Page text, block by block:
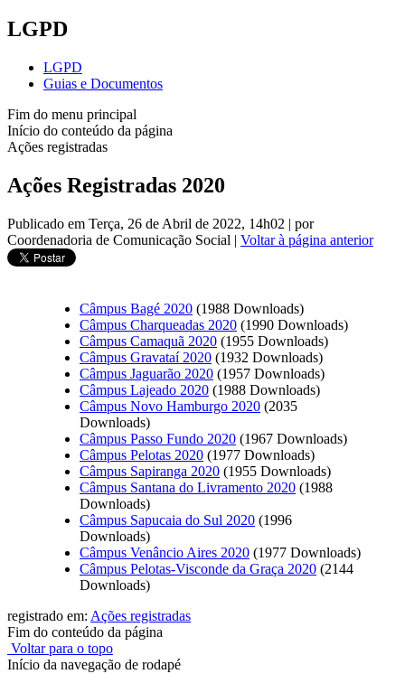
LGPD
LGPD
Guias e Documentos
Fim do menu principal
Início do conteúdo da página
Ações registradas
Ações Registradas 2020
Publicado em Terça, 26 de Abril de 2022, 14h02 | por
Coordenadoria de Comunicação Social | Voltar à página anterior
Câmpus Bagé 2020 (1988 Downloads)
Câmpus Charqueadas 2020 (1990 Downloads)
Câmpus Camaquã 2020 (1955 Downloads)
Câmpus Gravataí 2020 (1932 Downloads)
Câmpus Jaguarão 2020 (1957 Downloads)
Câmpus Lajeado 2020 (1988 Downloads)
Câmpus Novo Hamburgo 2020 (2035
Downloads)
Câmpus Passo Fundo 2020 (1967 Downloads)
Câmpus Pelotas 2020 (1977 Downloads)
Câmpus Sapiranga 2020 (1955 Downloads)
Câmpus Santana do Livramento 2020 (1988
Downloads)
Câmpus Sapucaia do Sul 2020 (1996
Downloads)
Câmpus Venâncio Aires 2020 (1977 Downloads)
Câmpus Pelotas-Visconde da Graça 2020 (2144
Downloads)
registrado em: Ações registradas
Fim do conteúdo da página
Voltar para o topo
Início da navegação de rodapé